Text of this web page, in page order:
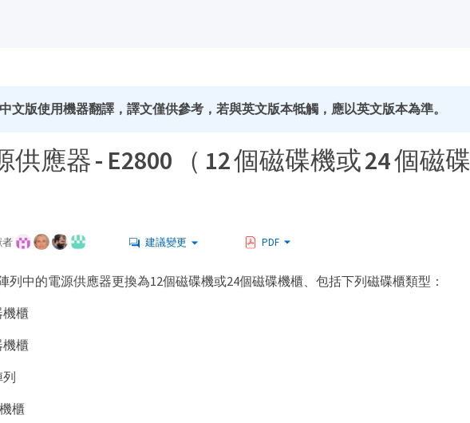
文版使用機器翻譯，譯文僅供參考，若與英文版本牴觸，應以英文版本為準。
供應器 - E2800 （ 12 個磁碟機或 24 個磁碟
者 建議變更 PDF
列中的電源供應器更換為12個磁碟機或24個磁碟機櫃、包括下列磁碟櫃類型：
機櫃
機櫃
列
櫃